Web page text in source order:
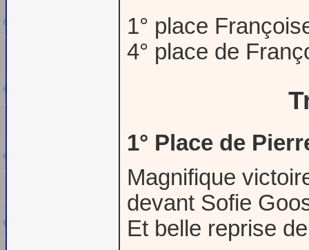
1° place
4° place de
1° Place de
Magnifique
devant Sofie
Et belle reprise